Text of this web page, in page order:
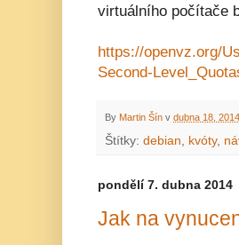
virtuálního počítače
https://openvz.org/
Second-
By Martin Šín v dubna 18, 2014
Štítky: debian, kvóty,
pondělí 7. dubna 2014
Jak na